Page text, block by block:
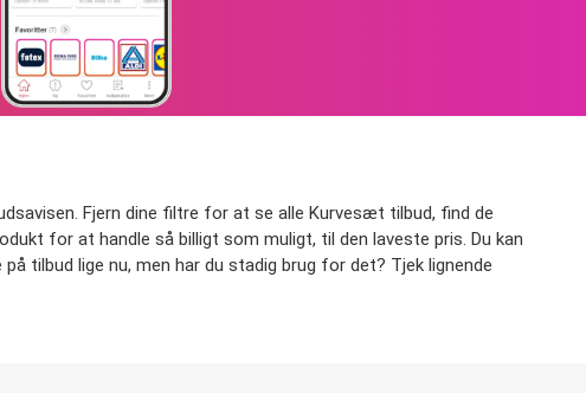
Fjern dine filtre for at se alle Kurvesæt tilbud, find de
for at handle så billigt som muligt, til den laveste pris. Du kan
tilbud lige nu, men har du stadig brug for det? Tjek lignende